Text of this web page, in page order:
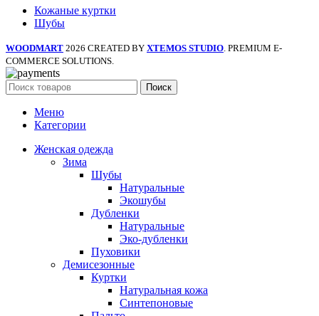
Кожаные куртки
Шубы
WOODMART 2026 CREATED BY XTEMOS STUDIO . PREMIUM E-
COMMERCE SOLUTIONS.
Поиск
Меню
Категории
Женская одежда
Зима
Шубы
Натуральные
Экошубы
Дубленки
Натуральные
Эко-дубленки
Пуховики
Демисезонные
Куртки
Натуральная кожа
Синтепоновые